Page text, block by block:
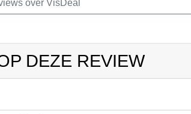
over VisDeal
DEZE REVIEW